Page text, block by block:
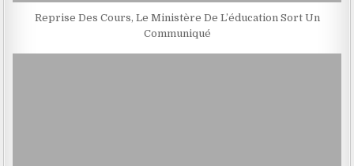
Reprise Des Cours, Le Ministère De L’éducation Sort Un
Communiqué